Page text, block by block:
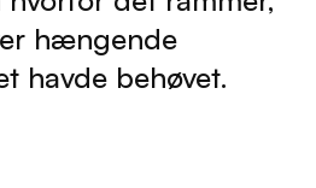
hængende
havde behøvet.